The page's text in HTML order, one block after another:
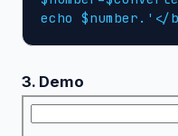
echo $number.'</
3. Demo